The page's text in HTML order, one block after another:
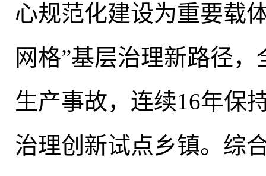
心规范化建设为重要载
网格”基层治理新路径
生产事故， 连续16年保
治理创新试点乡镇。 综